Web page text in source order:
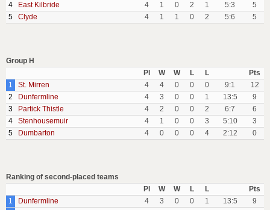
4
East Kilbride 4 1 0 2 1 5:3
5
5
Clyde 4 1 1 0 2 5:6 5
Group H
Pl
W W L L
Pts
1
St. Mirren 4 4 0 0 0 9:1
12
2
Dunfermline 4 3 0 0 1 13:5
9
3
Partick Thistle 4 2 0 0 2 6:7
6
4
Stenhousemuir 4 1 0 0 3 5:10
3
5
Dumbarton 4 0 0 0 4 2:12 0
Ranking of second-placed teams
Pl
W W L L
Pts
1
Dunfermline 4 3 0 0 1 13:5
9